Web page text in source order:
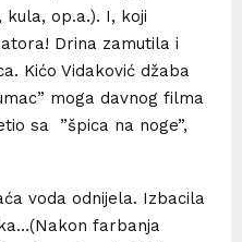
kula, op.a.). I, koji
Drina zamutila i
Kićo Vidaković džaba
moga davnog filma
sa ”špica na noge”,
voda odnijela. Izbacila
farbanja